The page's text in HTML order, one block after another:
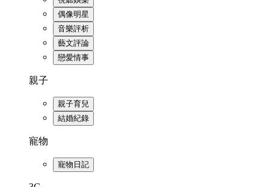
偶像明星
音樂評析
藝文評論
戀愛情事
親子
親子育兒
結婚紀錄
寵物
寵物日記